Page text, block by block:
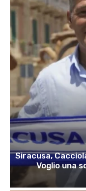
Siracusa,
Voglio una